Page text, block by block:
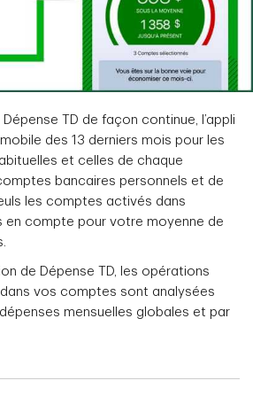
TD de façon continue, l’appli
des 13 derniers mois pour les
et celles de chaque
bancaires personnels et de
les comptes activés dans
en compte pour votre moyenne de
de Dépense TD, les opérations
vos comptes sont analysées
mensuelles globales et par